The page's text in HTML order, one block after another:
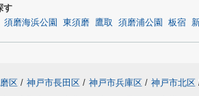
す
須磨海浜公園 東須磨 鷹取 須磨浦公園 板宿
区 / 神戸市長田区 / 神戸市兵庫区 / 神戸市北区